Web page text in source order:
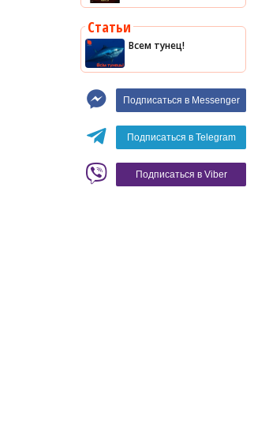
Рис
Оливки
Мясные изделия
Вино
Белое вино
Красное вино
Кофе
Blaser
Статьи
Всем тунец!
Подписаться в Messenger
Подписаться в Telegram
Подписаться в Viber